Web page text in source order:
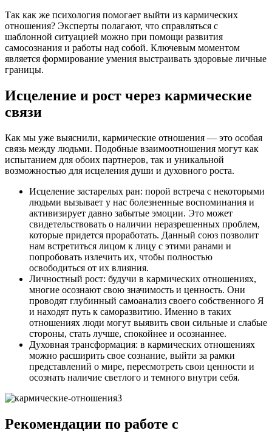
Так как же психология помогает выйти из кармических
отношения? Эксперты полагают, что справляться с
шаблонной ситуацией можно при помощи развития
самосознания и работы над собой. Ключевым моментом
является формирование умения выстраивать здоровые личные
границы.
Исцеление и рост через кармические
связи
Как мы уже выяснили, кармические отношения — это особая
связь между людьми. Подобные взаимоотношения могут как
испытанием для обоих партнеров, так и уникальной
возможностью для исцеления души и духовного роста.
Исцеление застарелых ран: порой встреча с некоторыми
людьми вызывает у нас болезненные воспоминания и
активизирует давно забытые эмоции. Это может
свидетельствовать о наличии неразрешенных проблем,
которые придется проработать. Данный союз позволит
нам встретиться лицом к лицу с этими ранами и
попробовать излечить их, чтобы полностью
освободиться от их влияния.
Личностный рост: будучи в кармических отношениях,
многие осознают свою значимость и ценность. Они
проводят глубинный самоанализ своего собственного Я
и находят путь к саморазвитию. Именно в таких
отношениях люди могут выявить свои сильные и слабые
стороны, стать лучше, спокойнее и осознаннее.
Духовная трансформация: в кармических отношениях
можно расширить свое сознание, выйти за рамки
представлений о мире, пересмотреть свои ценности и
осознать наличие светлого и темного внутри себя.
Рекомендации по работе с